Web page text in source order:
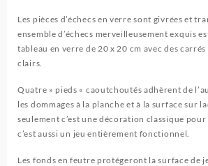
Les pièces d’échecs en verre sont givrées et
ensemble d’échecs merveilleusement exquis
tableau en verre de 20 x 20 cm avec des
clairs.
Quatre » pieds « caoutchoutés adhèrent de
les dommages à la planche et à la surface sur
seulement c’est une décoration classique
c’est aussi un jeu entièrement fonctionnel.
Les fonds en feutre protégeront la surface de